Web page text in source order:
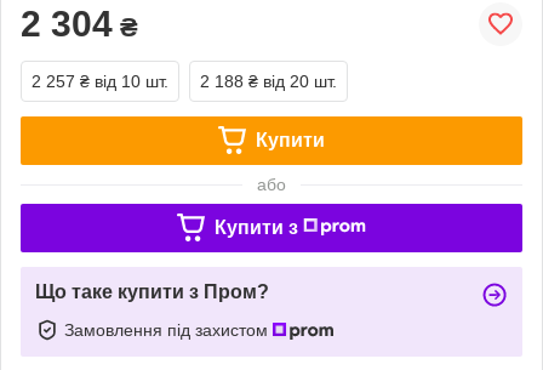
2 304 ₴
2 257 ₴ від 10 шт. 2 188 ₴ від 20 шт.
Купити
або
Купити з
Що таке купити з Пром?
Замовлення під захистом